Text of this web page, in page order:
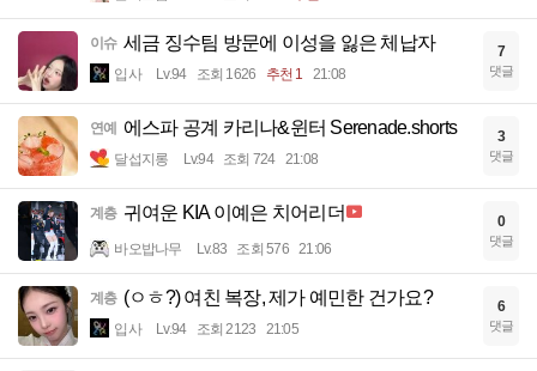
이슈 세금 징수팀 방문에 이성을 잃은 체납자
입사 Lv.94 조회 1626 추천 1 21:08
7
댓글
연예 에스파 공계 카리나&윈터 Serenade.shorts
달섭지롱 Lv.94 조회 724 21:08
3
댓글
계층 귀여운 KIA 이예은 치어리더
바오밥나무 Lv.83 조회 576 21:06
0
댓글
계층 (ㅇㅎ?) 여친 복장, 제가 예민한 건가요?
입사 Lv.94 조회 2123 21:05
6
댓글